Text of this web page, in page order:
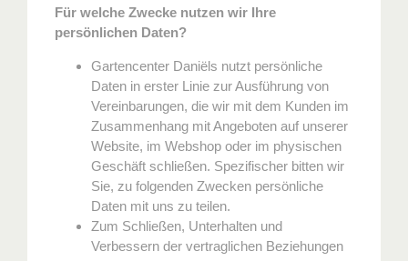
Für welche Zwecke nutzen wir Ihre
persönlichen Daten?
Gartencenter Daniëls nutzt persönliche
Daten in erster Linie zur Ausführung von
Vereinbarungen, die wir mit dem Kunden im
Zusammenhang mit Angeboten auf unserer
Website, im Webshop oder im physischen
Geschäft schließen. Spezifischer bitten wir
Sie, zu folgenden Zwecken persönliche
Daten mit uns zu teilen.
Zum Schließen, Unterhalten und
Verbessern der vertraglichen Beziehungen